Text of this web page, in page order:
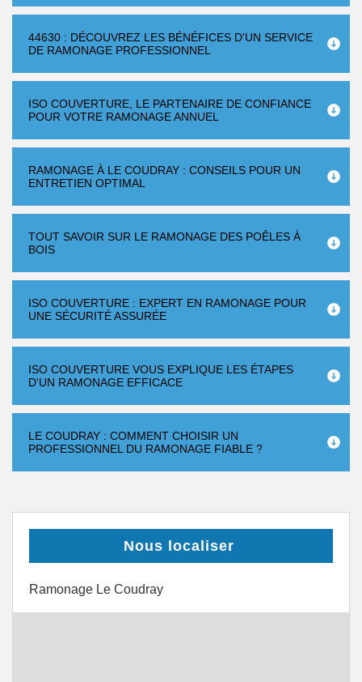
44630 : DÉCOUVREZ LES BÉNÉFICES D'UN SERVICE
DE RAMONAGE PROFESSIONNEL
ISO COUVERTURE, LE PARTENAIRE DE CONFIANCE
POUR VOTRE RAMONAGE ANNUEL
RAMONAGE À LE COUDRAY : CONSEILS POUR UN
ENTRETIEN OPTIMAL
TOUT SAVOIR SUR LE RAMONAGE DES POÊLES À
BOIS
ISO COUVERTURE : EXPERT EN RAMONAGE POUR
UNE SÉCURITÉ ASSURÉE
ISO COUVERTURE VOUS EXPLIQUE LES ÉTAPES
D'UN RAMONAGE EFFICACE
LE COUDRAY : COMMENT CHOISIR UN
PROFESSIONNEL DU RAMONAGE FIABLE ?
Nous localiser
Ramonage Le Coudray